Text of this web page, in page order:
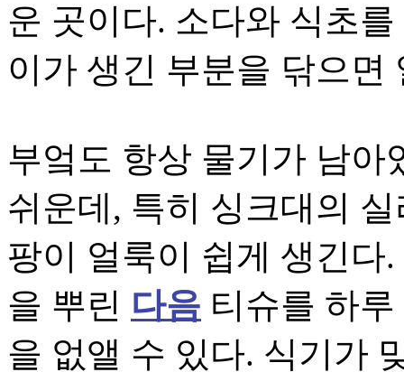
운 곳이다. 소다와 식초
이가 생긴 부분을 닦으면
부엌도 항상 물기가 남아
쉬운데, 특히 싱크대의
팡이 얼룩이 쉽게 생긴다
을 뿌린 다음 티슈를 하
을 없앨 수 있다. 식기가